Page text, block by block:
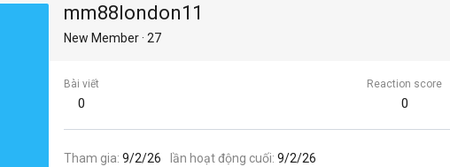
mm88london11
New Member· 27
Bài viết
0
Reaction score
0
Tham gia 9/2/26 lần hoạt động cuối 9/2/26